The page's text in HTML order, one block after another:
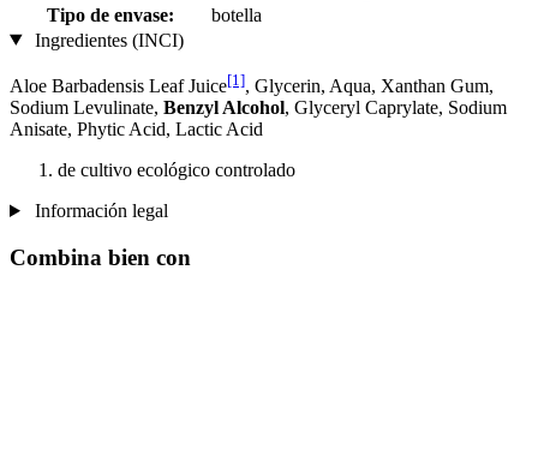
Tipo de envase:
botella
Ingredientes (INCI)
Aloe Barbadensis Leaf Juice[1], Glycerin, Aqua, Xanthan Gum,
Sodium Levulinate, Benzyl Alcohol, Glyceryl Caprylate, Sodium
Anisate, Phytic Acid, Lactic Acid
de cultivo ecológico controlado
Información legal
Combina bien con